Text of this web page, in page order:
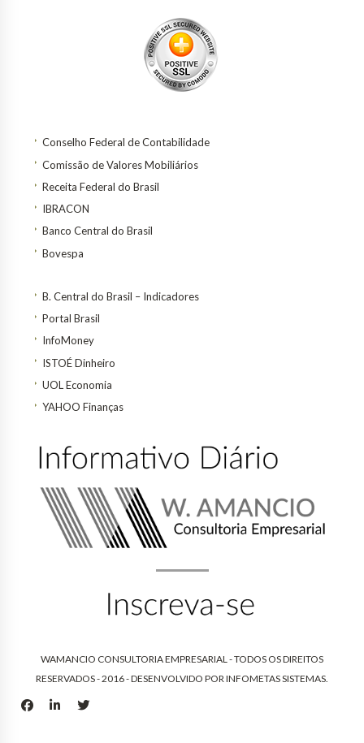
Conselho Federal de Contabilidade
Comissão de Valores Mobiliários
Receita Federal do Brasil
IBRACON
Banco Central do Brasil
Bovespa
B. Central do Brasil – Indicadores
Portal Brasil
InfoMoney
ISTOÉ Dinheiro
UOL Economia
YAHOO Finanças
WAMANCIO CONSULTORIA EMPRESARIAL - TODOS OS DIREITOS
RESERVADOS - 2016 - DESENVOLVIDO PORINFOMETAS SISTEMAS.